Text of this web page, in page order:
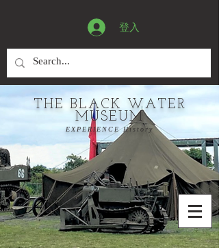
登入
THE BLACK WATER
MUSEUM
EXPERIENCE History